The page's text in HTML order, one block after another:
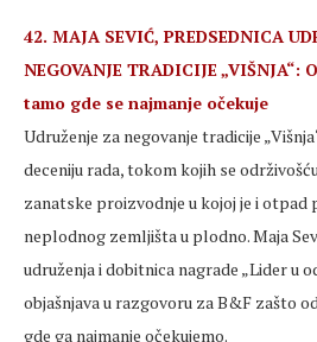
42. MAJA SEVIĆ, PREDSEDNICA
NEGOVANJE TRADICIJE
tamo gde se najmanje očekuje
Udruženje za negovanje tradicije
deceniju rada, tokom kojih se
zanatske proizvodnje u kojoj je i otpad
neplodnog zemljišta u plodno. Maja
udruženja i dobitnica nagrade „Lider u
objašnjava u razgovoru za B&F zašto
gde ga najmanje očekujemo.